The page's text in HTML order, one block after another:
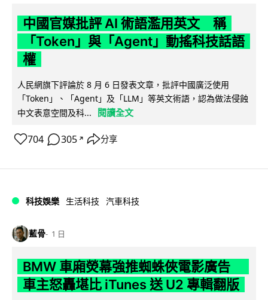
中國官媒批評 AI 術語濫用英文 稱
「Token」與「Agent」動搖科技話語
權
人民網旗下評論於 8 月 6 日發表文章，批評中國廣泛使用
「Token」、「Agent」及「LLM」等英文術語，認為做法侵蝕
中文表意空間及科...
閱讀全文
704 305 ↗ 分享
科技娛樂 生活科技 汽車科技
藍骨 1 日
BMW 車廂熒幕強推蜘蛛俠電影廣告
車主怒轟堪比 iTunes 送 U2 專輯翻版